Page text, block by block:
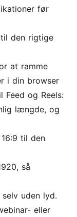
før
den rigtige
at ramme
i din browser
og Reels:
længde, og
til den
så
uden lyd.
eller